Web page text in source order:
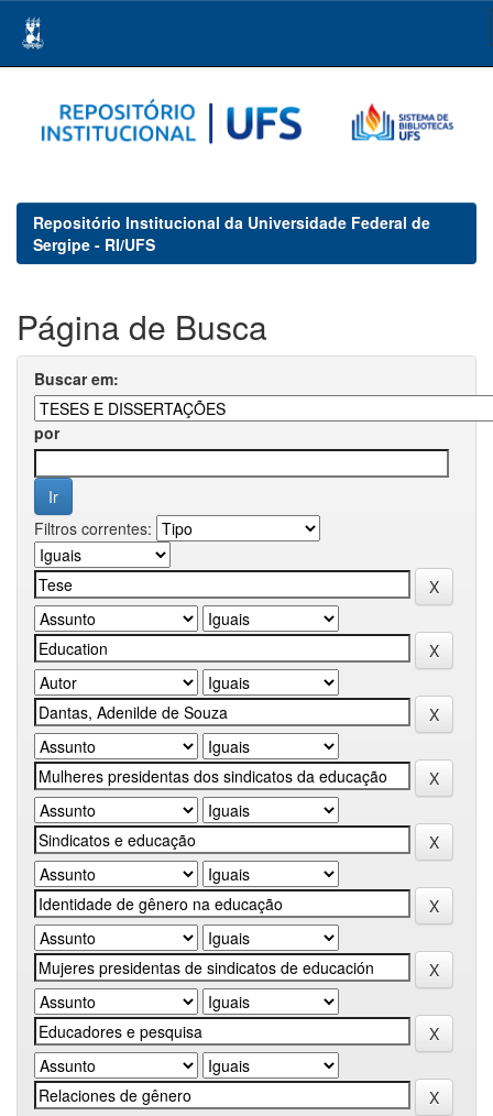
navigation
Repositório Institucional da Universidade Federal de
Sergipe - RI/UFS
Página de Busca
Buscar em:
por
Filtros correntes: